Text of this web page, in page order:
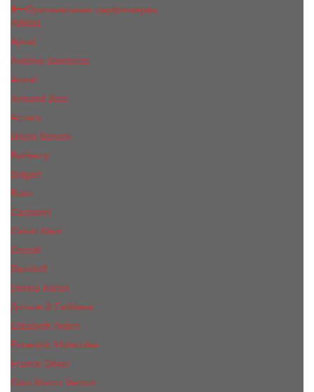
Оригинальная парфюмерия
Adidas
Ajmal
Antonio Banderas
Armaf
Armand Basi
Azzaro
Bruno Banani
Burberry
Bvlgari
Boss
Cacharel
Calvin Klein
Cerruti
Davidoff
Donna Karan
Дольче & Габбана
Elizabeth Arden
Escentric Molecules
Franck Oliver
Gian Marco Venturi